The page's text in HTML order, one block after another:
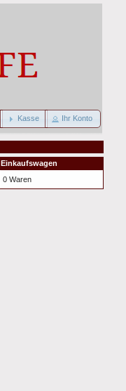
Kasse Ihr Konto
Einkaufswagen
0 Waren